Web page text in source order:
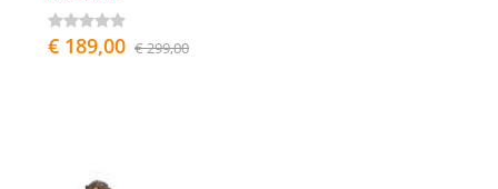
€ 189,00 € 299,00